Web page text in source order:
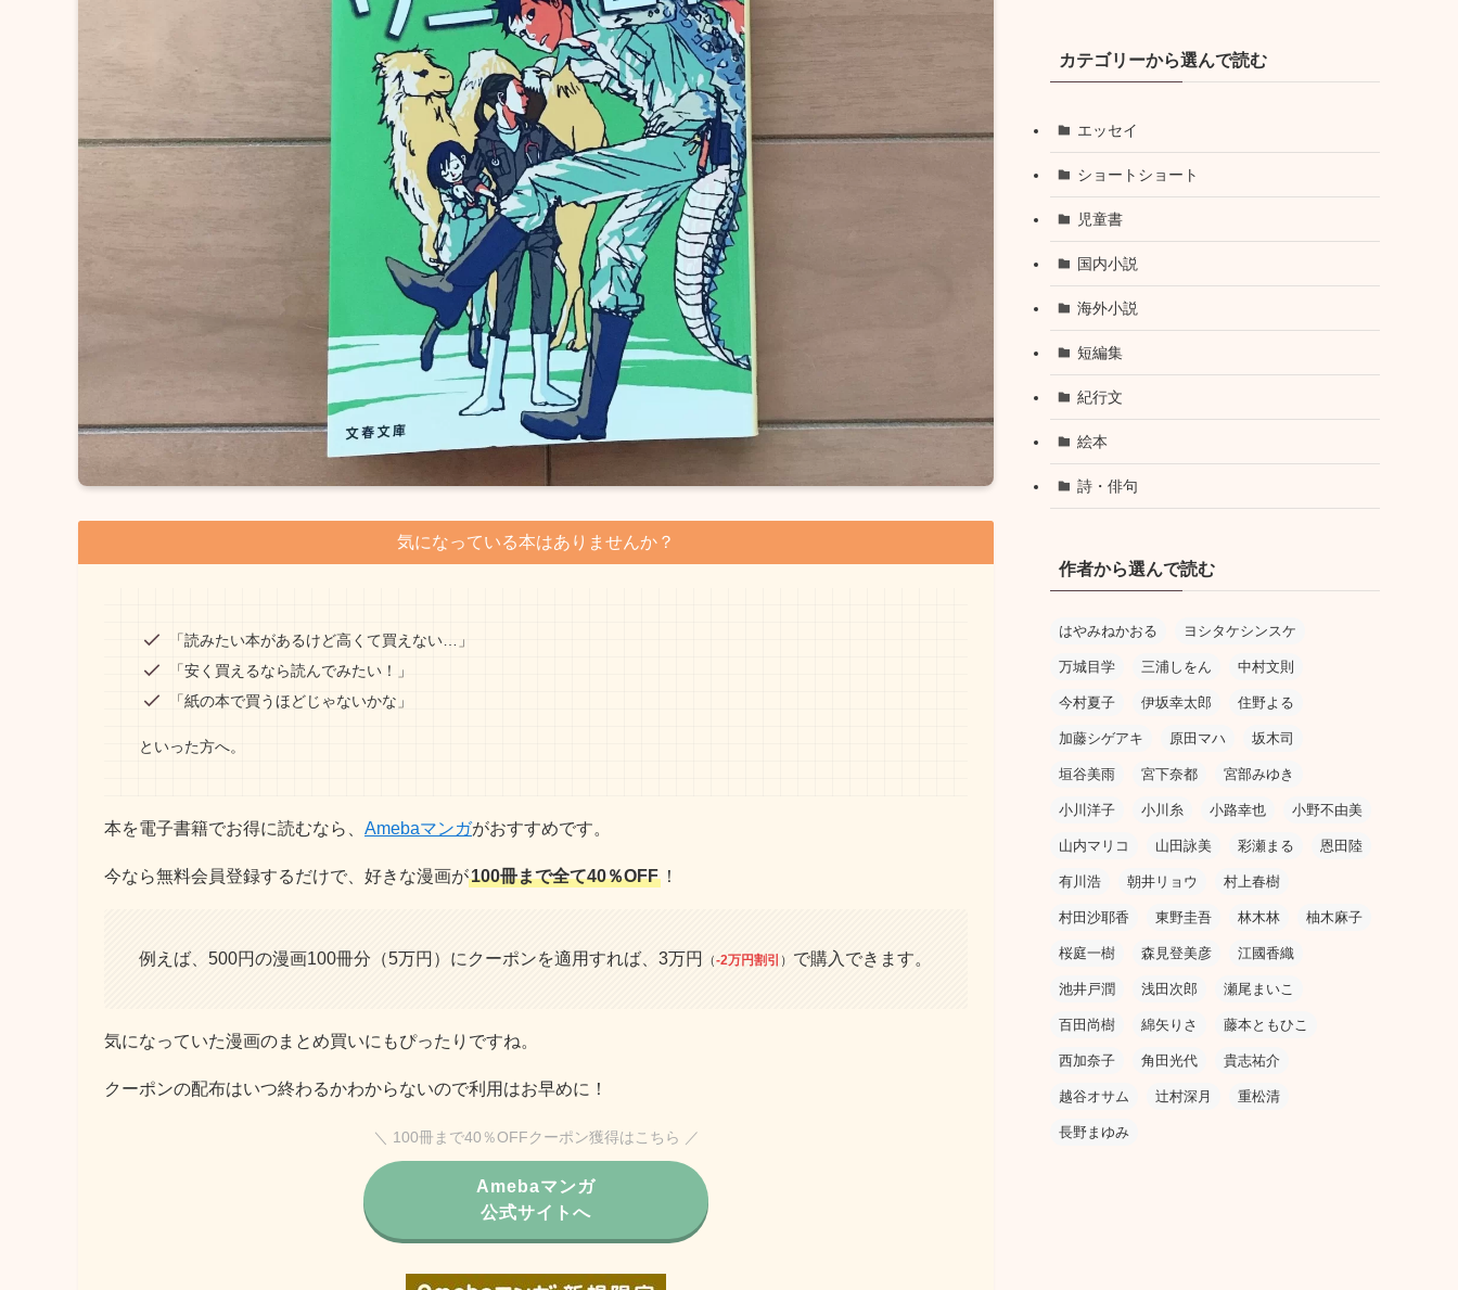
気になっている本はありませんか？
「読みたい本があるけど高くて買えない…」
「安く買えるなら読んでみたい！」
「紙の本で買うほどじゃないかな」
といった方へ。
本を電子書籍でお得に読むなら、 Amebaマンガがおすすめです。
今なら無料会員登録するだけで、好きな漫画が100冊まで全て40％OFF ！
例えば、500円の漫画100冊分（5万円）にクーポンを適用すれば、3万円 （-2万円割引 ） で購入できます。
気になっていた漫画のまとめ買いにもぴったりですね。
クーポンの配布はいつ終わるかわからないので利用はお早めに！
＼ 100冊まで40％OFFクーポン獲得はこちら ／
Amebaマンガ
公式サイトへ
カテゴリーから選んで読む
エッセイ
ショートショート
児童書
国内小説
海外小説
短編集
紀行文
絵本
詩・俳句
作者から選んで読む
はやみねかおる ヨシタケシンスケ
万城目学 三浦しをん 中村文則
今村夏子 伊坂幸太郎 住野よる
加藤シゲアキ 原田マハ 坂木司
垣谷美雨 宮下奈都 宮部みゆき
小川洋子 小川糸 小路幸也 小野不由美
山内マリコ 山田詠美 彩瀬まる 恩田陸
有川浩 朝井リョウ 村上春樹
村田沙耶香 東野圭吾 林木林 柚木麻子
桜庭一樹 森見登美彦 江國香織
池井戸潤 浅田次郎 瀬尾まいこ
百田尚樹 綿矢りさ 藤本ともひこ
西加奈子 角田光代 貴志祐介
越谷オサム 辻村深月 重松清
長野まゆみ